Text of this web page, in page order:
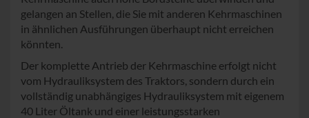
gelangen an Stellen, die Sie mit anderen Kehrmaschinen
in ähnlichen Ausführungen überhaupt nicht erreichen
könnten.
Der komplette Antrieb der Kehrmaschine erfolgt nicht
vom Hydrauliksystem des Traktors, sondern durch ein
vollständig unabhängiges Hydrauliksystem mit eigenem
40 Liter Öltank und einer leistungsstarken